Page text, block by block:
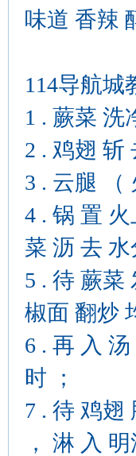
味道 香辣
114导航城
1 . 蕨菜 洗
2 . 鸡翅 斩
3 . 云腿 （
4 . 锅 置
菜 沥 去 水
5 . 待 蕨菜
椒面 翻炒
6 . 再 入
时 ；
7 . 待 鸡翅
， 淋 入